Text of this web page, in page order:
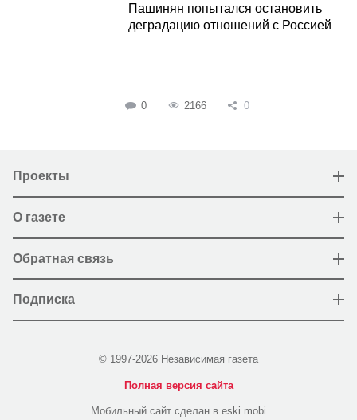
Пашинян попытался остановить
деградацию отношений с Россией
0 2166 0
Проекты
О газете
Обратная связь
Подписка
© 1997-2026 Независимая газета
Полная версия сайта
Мобильный сайт сделан в eski.mobi